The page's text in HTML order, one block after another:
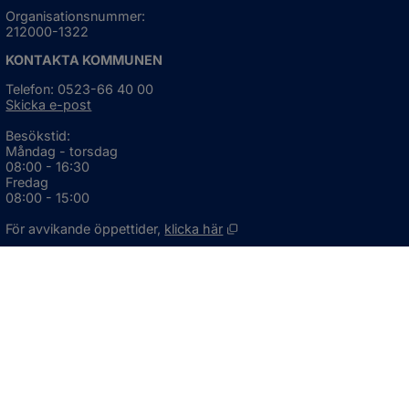
Organisationsnummer:
212000-1322
KONTAKTA KOMMUNEN
Telefon: 0523-66 40 00
Skicka e-post
Besökstid:
Måndag - torsdag
08:00 - 16:30
Fredag
08:00 - 15:00
För avvikande öppettider, klicka här
Öppnas i nytt fönster.